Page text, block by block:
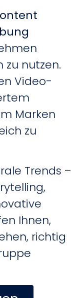
zu nutzen.
Video-
Marken
zu
Trends –
Ihnen,
richtig